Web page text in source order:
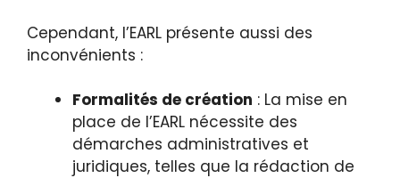
Cependant, l’EARL présente aussi des
inconvénients :
Formalités de création : La mise en
place de l’EARL nécessite des
démarches administratives et
juridiques, telles que la rédaction de